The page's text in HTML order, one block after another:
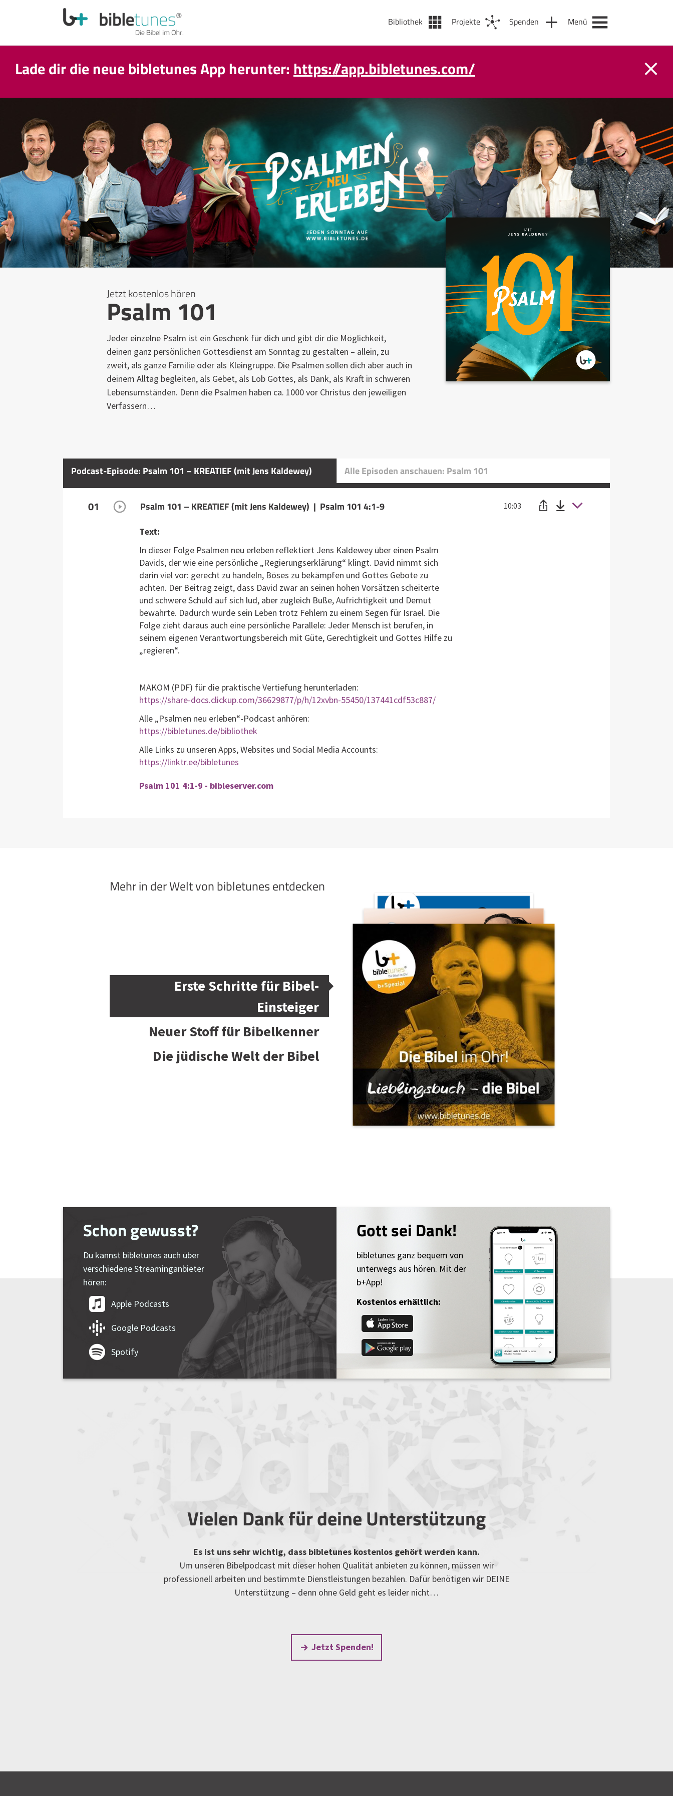
Bibliothek Projekte Spenden Menü
Lade dir die neue bibletunes App herunter: https://app.bibletunes.com/
Jetzt kostenlos hören
Psalm 101
Jeder einzelne Psalm ist ein Geschenk für dich und gibt dir die Möglichkeit,
deinen ganz persönlichen Gottesdienst am Sonntag zu gestalten – allein, zu
zweit, als ganze Familie oder als Kleingruppe. Die Psalmen sollen dich aber auch in
deinem Alltag begleiten, als Gebet, als Lob Gottes, als Dank, als Kraft in schweren
Lebensumständen. Denn die Psalmen haben ca. 1000 vor Christus den jeweiligen
Verfassern…
Podcast-Episode: Psalm 101 – KREATIEF (mit Jens Kaldewey) Alle Episoden anschauen: Psalm 101
01 Psalm 101 – KREATIEF (mit Jens Kaldewey) | Psalm 101 4:1-9 10:03
Text:
In dieser Folge Psalmen neu erleben reflektiert Jens Kaldewey über einen Psalm
Davids, der wie eine persönliche „Regierungserklärung“ klingt. David nimmt sich
darin viel vor: gerecht zu handeln, Böses zu bekämpfen und Gottes Gebote zu
achten. Der Beitrag zeigt, dass David zwar an seinen hohen Vorsätzen scheiterte
und schwere Schuld auf sich lud, aber zugleich Buße, Aufrichtigkeit und Demut
bewahrte. Dadurch wurde sein Leben trotz Fehlern zu einem Segen für Israel. Die
Folge zieht daraus auch eine persönliche Parallele: Jeder Mensch ist berufen, in
seinem eigenen Verantwortungsbereich mit Güte, Gerechtigkeit und Gottes Hilfe zu
„regieren“.
MAKOM (PDF) für die praktische Vertiefung herunterladen:
https://share-docs.clickup.com/36629877/p/h/12xvbn-55450/137441cdf53c887/
Alle „Psalmen neu erleben“-Podcast anhören:
https://bibletunes.de/bibliothek
Alle Links zu unseren Apps, Websites und Social Media Accounts:
https://linktr.ee/bibletunes
Psalm 101 4:1-9 - bibleserver.com
Mehr in der Welt von bibletunes entdecken
Erste Schritte für Bibel-
Einsteiger
Neuer Stoff für Bibelkenner
Die jüdische Welt der Bibel
Schon gewusst?
Du kannst bibletunes auch über
verschiedene Streaminganbieter
hören:
Apple Podcasts
Google Podcasts
Spotify
Gott sei Dank!
bibletunes ganz bequem von
unterwegs aus hören. Mit der
b+App!
Kostenlos erhältlich:
Vielen Dank für deine Unterstützung
Es ist uns sehr wichtig, dass bibletunes kostenlos gehört werden kann.
Um unseren Bibelpodcast mit dieser hohen Qualität anbieten zu können, müssen wir
professionell arbeiten und bestimmte Dienstleistungen bezahlen. Dafür benötigen wir DEINE
Unterstützung – denn ohne Geld geht es leider nicht…
Jetzt Spenden!